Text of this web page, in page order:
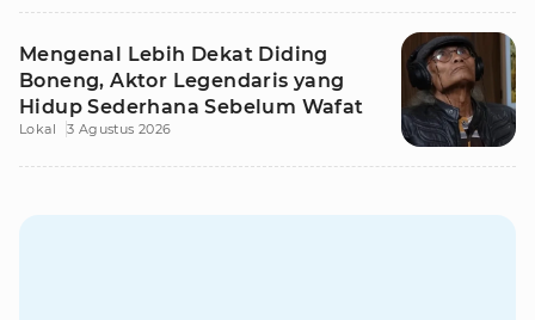
Mengenal Lebih Dekat Diding
Boneng, Aktor Legendaris yang
Hidup Sederhana Sebelum Wafat
Lokal 3 Agustus 2026